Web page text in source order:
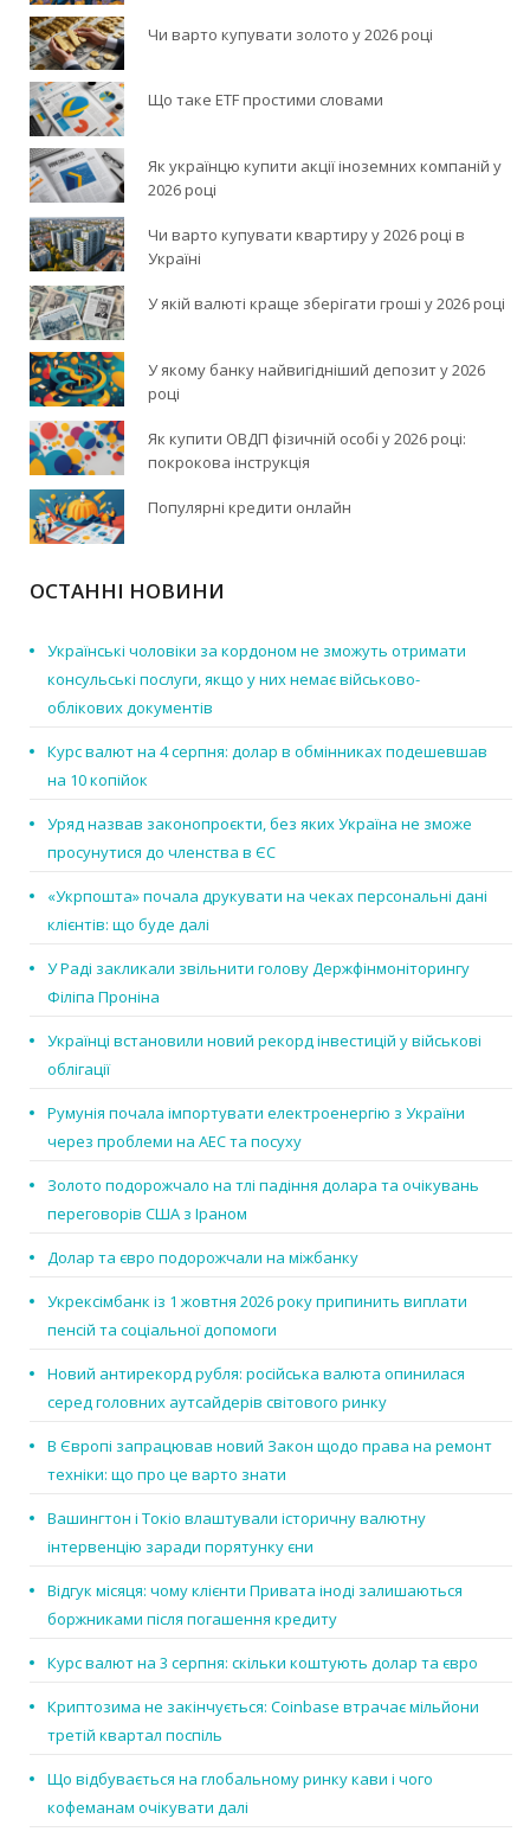
Чи варто купувати золото у 2026 році
Що таке ETF простими словами
Як українцю купити акції іноземних компаній у
2026 році
Чи варто купувати квартиру у 2026 році в
Україні
У якій валюті краще зберігати гроші у 2026 році
У якому банку найвигідніший депозит у 2026
році
Як купити ОВДП фізичній особі у 2026 році:
покрокова інструкція
Популярні кредити онлайн
ОСТАННІ НОВИНИ
Українські чоловіки за кордоном не зможуть отримати
консульські послуги, якщо у них немає військово-
облікових документів
Курс валют на 4 серпня: долар в обмінниках подешевшав
на 10 копійок
Уряд назвав законопроєкти, без яких Україна не зможе
просунутися до членства в ЄС
«Укрпошта» почала друкувати на чеках персональні дані
клієнтів: що буде далі
У Раді закликали звільнити голову Держфінмоніторингу
Філіпа Проніна
Українці встановили новий рекорд інвестицій у військові
облігації
Румунія почала імпортувати електроенергію з України
через проблеми на АЕС та посуху
Золото подорожчало на тлі падіння долара та очікувань
переговорів США з Іраном
Долар та євро подорожчали на міжбанку
Укрексімбанк із 1 жовтня 2026 року припинить виплати
пенсій та соціальної допомоги
Новий антирекорд рубля: російська валюта опинилася
серед головних аутсайдерів світового ринку
В Європі запрацював новий Закон щодо права на ремонт
техніки: що про це варто знати
Вашингтон і Токіо влаштували історичну валютну
інтервенцію заради порятунку єни
Відгук місяця: чому клієнти Привата іноді залишаються
боржниками після погашення кредиту
Курс валют на 3 серпня: скільки коштують долар та євро
Криптозима не закінчується: Coinbase втрачає мільйони
третій квартал поспіль
Що відбувається на глобальному ринку кави і чого
кофеманам очікувати далі